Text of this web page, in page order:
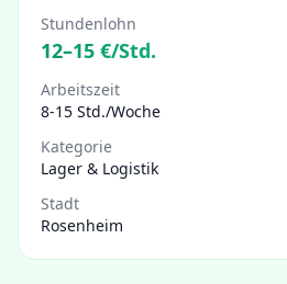
Stundenlohn
12–15 €/Std.
Arbeitszeit
8-15 Std./Woche
Kategorie
Lager & Logistik
Stadt
Rosenheim